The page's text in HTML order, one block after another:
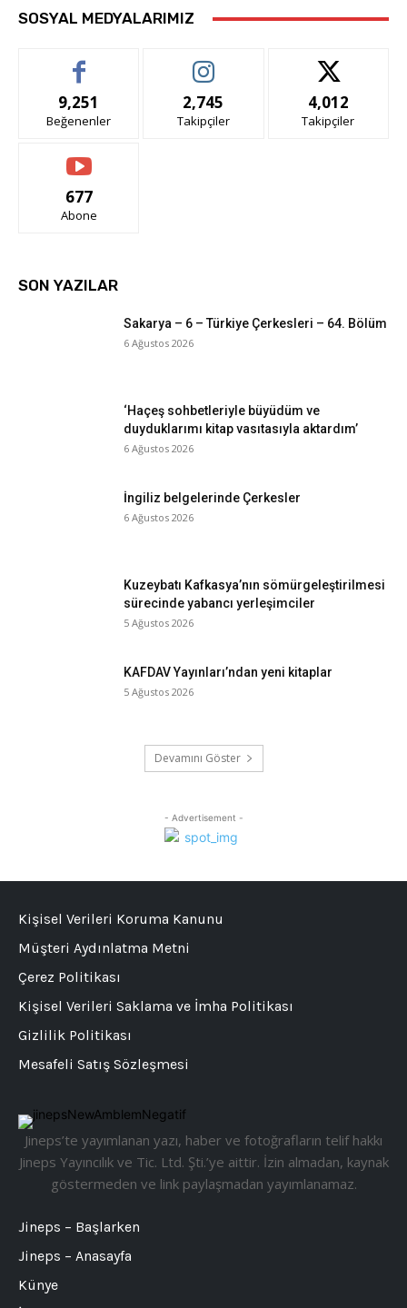
SOSYAL MEDYALARIMIZ
9,251
Beğenenler
2,745
Takipçiler
4,012
Takipçiler
677
Abone
SON YAZILAR
Sakarya – 6 – Türkiye Çerkesleri – 64. Bölüm
6 Ağustos 2026
‘Haçeş sohbetleriyle büyüdüm ve
duyduklarımı kitap vasıtasıyla aktardım’
6 Ağustos 2026
İngiliz belgelerinde Çerkesler
6 Ağustos 2026
Kuzeybatı Kafkasya’nın sömürgeleştirilmesi
sürecinde yabancı yerleşimciler
5 Ağustos 2026
KAFDAV Yayınları’ndan yeni kitaplar
5 Ağustos 2026
Devamını Göster
- Advertisement -
Jineps’te yayımlanan yazı, haber ve fotoğrafların telif hakkı
Jineps Yayıncılık ve Tic. Ltd. Şti.’ye aittir. İzin almadan, kaynak
göstermeden ve link paylaşmadan yayımlanamaz.
Jineps – Başlarken
Jineps – Anasayfa
Künye
Kişisel Verileri Koruma Kanunu
Müşteri Aydınlatma Metni
Çerez Politikası
Kişisel Verileri Saklama ve İmha Politikası
Gizlilik Politikası
Mesafeli Satış Sözleşmesi